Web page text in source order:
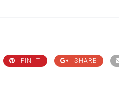
PIN IT SHARE